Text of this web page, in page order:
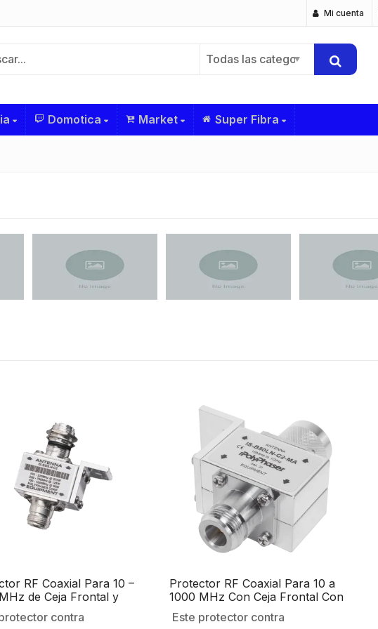
Mi cuenta
Todas las categorías
Domotica Market Super Fibra
RF Coaxial Para 10 –
de Ceja Frontal y
N Hembra en Ambos
50 Ω
contra
Protector RF Coaxial Para 10 a
1000 MHz Con Ceja Frontal Con
Conectores N Macho y N-
Hembra, 50 Ω
Este protector contra